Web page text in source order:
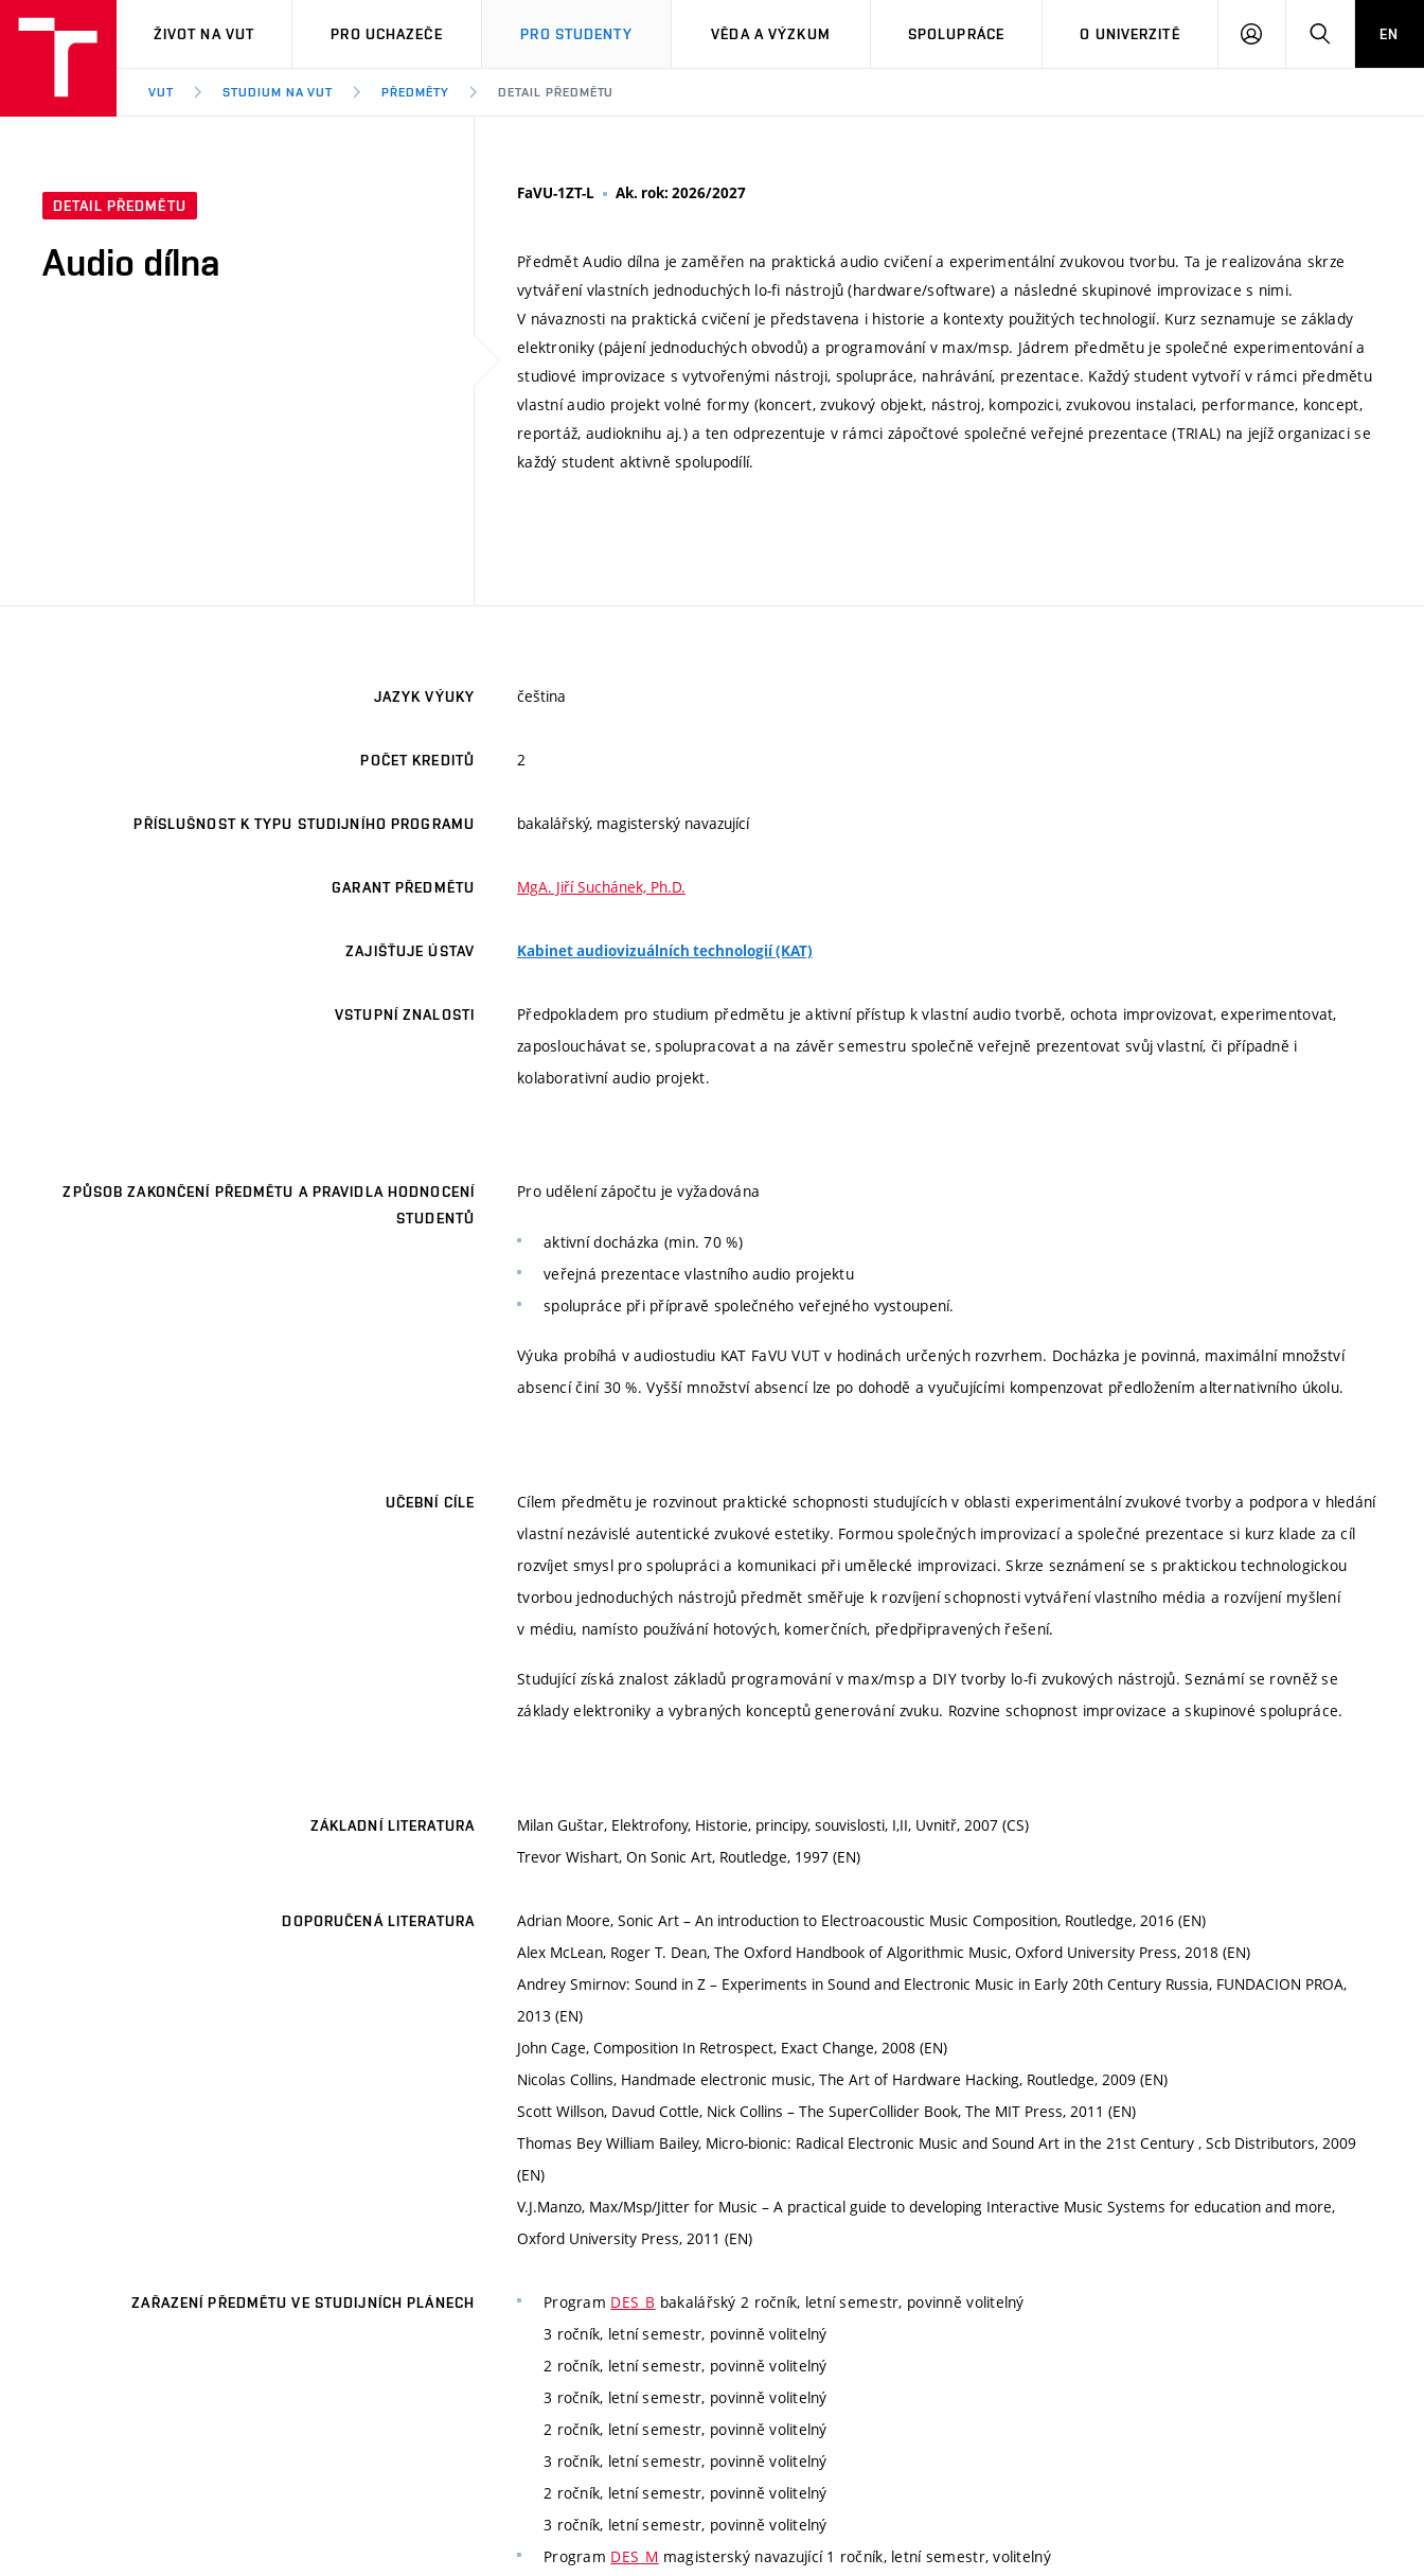
VUT
ŽIVOT NA VUT PRO UCHAZEČE PRO STUDENTY VĚDA A VÝZKUM SPOLUPRÁCE O UNIVERZITĚ
PŘIHLÁSIT HLEDATEN
VUT STUDIUM NA VUT PŘEDMĚTY DETAIL PŘEDMĚTU
DETAIL PŘEDMĚTU
Audio dílna
FaVU-1ZT-L Ak. rok: 2026/2027
Předmět Audio dílna je zaměřen na praktická audio cvičení a experimentální zvukovou tvorbu. Ta je realizována skrze
vytváření vlastních jednoduchých lo-fi nástrojů (hardware/software) a následné skupinové improvizace s nimi.
V návaznosti na praktická cvičení je představena i historie a kontexty použitých technologií. Kurz seznamuje se základy
elektroniky (pájení jednoduchých obvodů) a programování v max/msp. Jádrem předmětu je společné experimentování a
studiové improvizace s vytvořenými nástroji, spolupráce, nahrávání, prezentace. Každý student vytvoří v rámci předmětu
vlastní audio projekt volné formy (koncert, zvukový objekt, nástroj, kompozici, zvukovou instalaci, performance, koncept,
reportáž, audioknihu aj.) a ten odprezentuje v rámci zápočtové společné veřejné prezentace (TRIAL) na jejíž organizaci se
každý student aktivně spolupodílí.
JAZYK VÝUKY čeština
POČET KREDITŮ 2
PŘÍSLUŠNOST K TYPU STUDIJNÍHO PROGRAMU bakalářský, magisterský navazující
GARANT PŘEDMĚTU MgA. Jiří Suchánek, Ph.D.
ZAJIŠŤUJE ÚSTAV Kabinet audiovizuálních technologií (KAT)
VSTUPNÍ ZNALOSTI
Předpokladem pro studium předmětu je aktivní přístup k vlastní audio tvorbě, ochota improvizovat, experimentovat,
zaposlouchávat se, spolupracovat a na závěr semestru společně veřejně prezentovat svůj vlastní, či případně i
kolaborativní audio projekt.
ZPŮSOB ZAKONČENÍ PŘEDMĚTU A PRAVIDLA HODNOCENÍ
STUDENTŮ
Pro udělení zápočtu je vyžadována
aktivní docházka (min. 70 %)
veřejná prezentace vlastního audio projektu
spolupráce při přípravě společného veřejného vystoupení.
Výuka probíhá v audiostudiu KAT FaVU VUT v hodinách určených rozvrhem. Docházka je povinná, maximální množství
absencí činí 30 %. Vyšší množství absencí lze po dohodě a vyučujícími kompenzovat předložením alternativního úkolu.
UČEBNÍ CÍLE
Cílem předmětu je rozvinout praktické schopnosti studujících v oblasti experimentální zvukové tvorby a podpora v hledání
vlastní nezávislé autentické zvukové estetiky. Formou společných improvizací a společné prezentace si kurz klade za cíl
rozvíjet smysl pro spolupráci a komunikaci při umělecké improvizaci. Skrze seznámení se s praktickou technologickou
tvorbou jednoduchých nástrojů předmět směřuje k rozvíjení schopnosti vytváření vlastního média a rozvíjení myšlení
v médiu, namísto používání hotových, komerčních, předpřipravených řešení.
Studující získá znalost základů programování v max/msp a DIY tvorby lo-fi zvukových nástrojů. Seznámí se rovněž se
základy elektroniky a vybraných konceptů generování zvuku. Rozvine schopnost improvizace a skupinové spolupráce.
ZÁKLADNÍ LITERATURA
Milan Guštar, Elektrofony, Historie, principy, souvislosti, I,II, Uvnitř, 2007 (CS)
Trevor Wishart, On Sonic Art, Routledge, 1997 (EN)
DOPORUČENÁ LITERATURA
Adrian Moore, Sonic Art – An introduction to Electroacoustic Music Composition, Routledge, 2016 (EN)
Alex McLean, Roger T. Dean, The Oxford Handbook of Algorithmic Music, Oxford University Press, 2018 (EN)
Andrey Smirnov: Sound in Z – Experiments in Sound and Electronic Music in Early 20th Century Russia, FUNDACION PROA,
2013 (EN)
John Cage, Composition In Retrospect, Exact Change, 2008 (EN)
Nicolas Collins, Handmade electronic music, The Art of Hardware Hacking, Routledge, 2009 (EN)
Scott Willson, Davud Cottle, Nick Collins – The SuperCollider Book, The MIT Press, 2011 (EN)
Thomas Bey William Bailey, Micro-bionic: Radical Electronic Music and Sound Art in the 21st Century , Scb Distributors, 2009
(EN)
V.J.Manzo, Max/Msp/Jitter for Music – A practical guide to developing Interactive Music Systems for education and more,
Oxford University Press, 2011 (EN)
ZAŘAZENÍ PŘEDMĚTU VE STUDIJNÍCH PLÁNECH Program DES_B bakalářský 2 ročník, letní semestr, povinně volitelný
3 ročník, letní semestr, povinně volitelný
2 ročník, letní semestr, povinně volitelný
3 ročník, letní semestr, povinně volitelný
2 ročník, letní semestr, povinně volitelný
3 ročník, letní semestr, povinně volitelný
2 ročník, letní semestr, povinně volitelný
3 ročník, letní semestr, povinně volitelný
Program DES_M magisterský navazující 1 ročník, letní semestr, volitelný